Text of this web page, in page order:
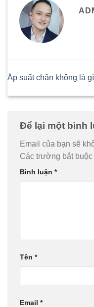
Áp suất chân không là gì
Để lại một bình
Email của bạn sẽ
Các trường bắt
Bình luận *
Tên *
Email *